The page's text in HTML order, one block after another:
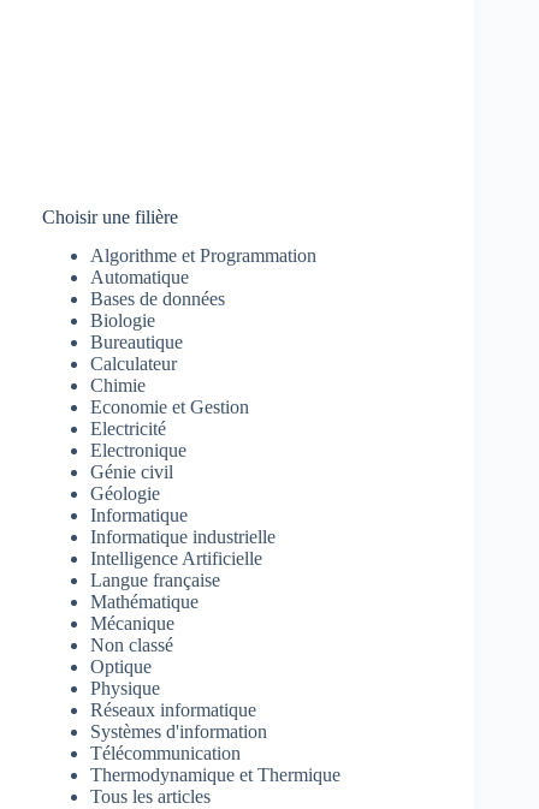
Choisir une filière
Algorithme et Programmation
Automatique
Bases de données
Biologie
Bureautique
Calculateur
Chimie
Economie et Gestion
Electricité
Electronique
Génie civil
Géologie
Informatique
Informatique industrielle
Intelligence Artificielle
Langue française
Mathématique
Mécanique
Non classé
Optique
Physique
Réseaux informatique
Systèmes d'information
Télécommunication
Thermodynamique et Thermique
Tous les articles